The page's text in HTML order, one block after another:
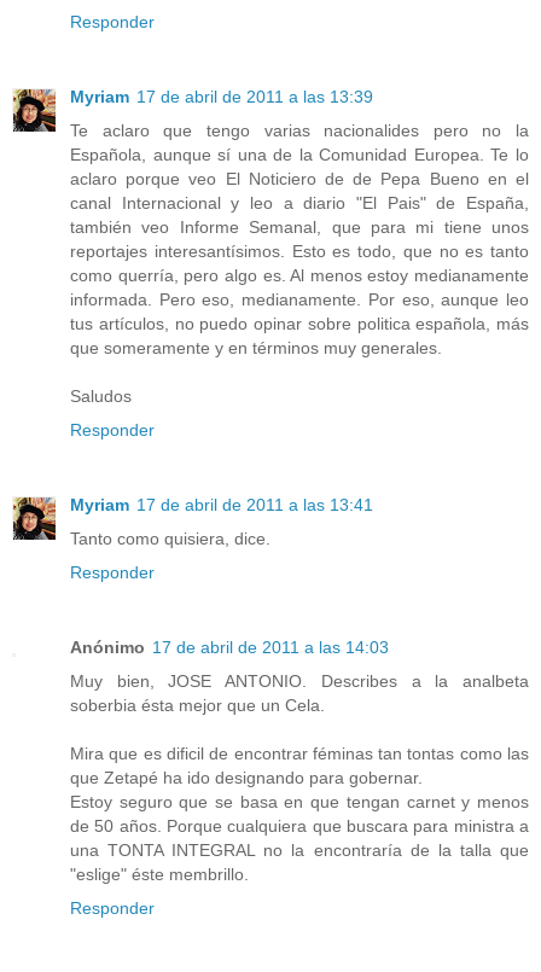
Responder
Myriam 17 de abril de 2011 a las 13:39
Te aclaro que tengo varias nacionalides pero no la
Española, aunque sí una de la Comunidad Europea. Te lo
aclaro porque veo El Noticiero de de Pepa Bueno en el
canal Internacional y leo a diario "El Pais" de España,
también veo Informe Semanal, que para mi tiene unos
reportajes interesantísimos. Esto es todo, que no es tanto
como querría, pero algo es. Al menos estoy medianamente
informada. Pero eso, medianamente. Por eso, aunque leo
tus artículos, no puedo opinar sobre politica española, más
que someramente y en términos muy generales.
Saludos
Responder
Myriam 17 de abril de 2011 a las 13:41
Tanto como quisiera, dice.
Responder
Anónimo 17 de abril de 2011 a las 14:03
Muy bien, JOSE ANTONIO. Describes a la analbeta
soberbia ésta mejor que un Cela.
Mira que es dificil de encontrar féminas tan tontas como las
que Zetapé ha ido designando para gobernar.
Estoy seguro que se basa en que tengan carnet y menos
de 50 años. Porque cualquiera que buscara para ministra a
una TONTA INTEGRAL no la encontraría de la talla que
"eslige" éste membrillo.
Responder